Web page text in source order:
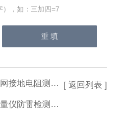
），如：三加四=7
地电阻测量仪
雷检测专业设备
[ 返回列表 ]